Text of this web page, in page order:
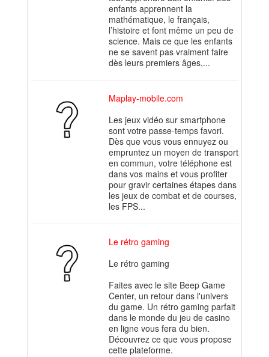
enfants apprennent la
mathématique, le français,
l’histoire et font même un peu de
science. Mais ce que les enfants
ne se savent pas vraiment faire
dès leurs premiers âges,...
Maplay-mobile.com
Les jeux vidéo sur smartphone
sont votre passe-temps favori.
Dès que vous vous ennuyez ou
empruntez un moyen de transport
en commun, votre téléphone est
dans vos mains et vous profiter
pour gravir certaines étapes dans
les jeux de combat et de courses,
les FPS...
Le rétro gaming
Le rétro gaming
Faites avec le site Beep Game
Center, un retour dans l'univers
du game. Un rétro gaming parfait
dans le monde du jeu de casino
en ligne vous fera du bien.
Découvrez ce que vous propose
cette plateforme.